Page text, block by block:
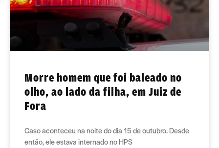
Morre homem que foi baleado no
olho, ao lado da filha, em Juiz de
Fora
Caso aconteceu na noite do dia 15 de outubro. Desde
então, ele estava internado no HPS